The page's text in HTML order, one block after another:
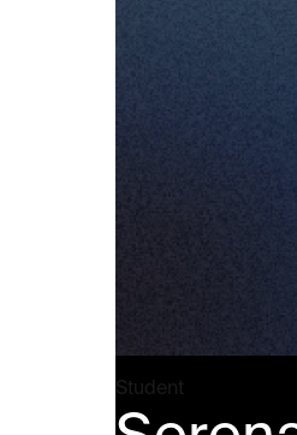
Student